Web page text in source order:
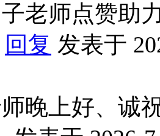
老师点赞助
回复 发表于
晚上好、诚